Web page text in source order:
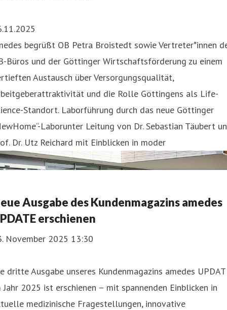
begrüßt OB Petra Broistedt sowie Vertreter*innen
Büros und der Göttinger Wirtschaftsförderung zu einem
Austausch über Versorgungsqualität,
und die Rolle Göttingens als Life-
Standort. Laborführung durch das neue Göttinger
Laborunter Leitung von Dr. Sebastian Täubert
Dr. Utz Reichard mit Einblicken in moder
Ausgabe des Kundenmagazins amedes
erschienen
November 2025 13:30
dritte Ausgabe unseres Kundenmagazins amedes
Jahr 2025 ist erschienen – mit spannenden Einblicken in
medizinische Fragestellungen, innovative